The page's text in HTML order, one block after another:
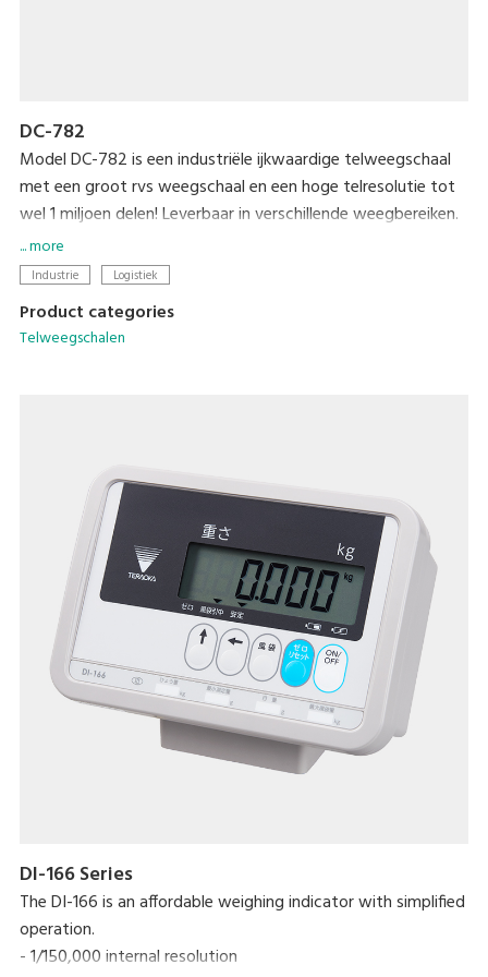
DC-782
Model DC-782 is een industriële ijkwaardige telweegschaal
met een groot rvs weegschaal en een hoge telresolutie tot
wel 1 miljoen delen! Leverbaar in verschillende weegbereiken.
De weegschaal heeft een verlichte LCD uitlezing, gewicht,
stukgewicht en aantal. Verder een numeriek toetsenbord, 10
De weegschaal is ook geijkt leverbaar. Toepasbaar in een
droge omgeving voor intensief en dagelijks gebruik voor
... more
Industrie Logistiek
Product categories
Telweegschalen
DI-166 Series
The DI-166 is an affordable weighing indicator with simplified
operation.
- 1/150,000 internal resolution